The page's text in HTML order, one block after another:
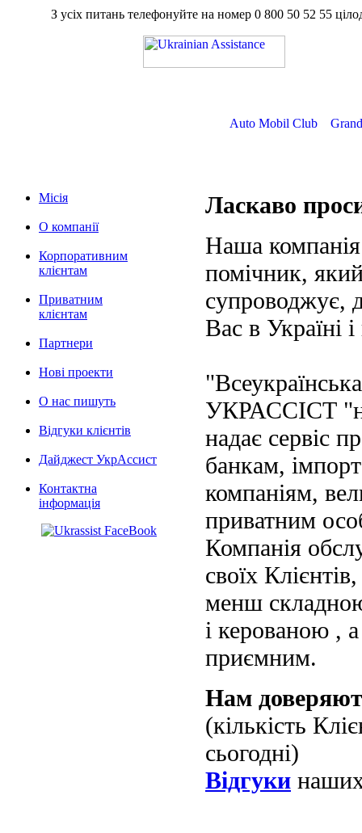
З усіх питань телефонуйте на номер 0 800 50 52 55
Auto Mobil Club
Місія
О компанії
Корпоративним
клієнтам
Приватним
клієнтам
Партнери
Нові проекти
О нас пишуть
Відгуки клієнтів
Дайджест УкрАссист
Контактна
інформація
Ласкаво
Наша
помічник,
супроводжує,
Вас в Україні
УКРАССІСТ
надає сервіс
банкам,
компаніям,
приватним
Компанія
своїх
менш
і керованою ,
приємним.
Нам
(кількість
сьогодні)
Відгуки наших